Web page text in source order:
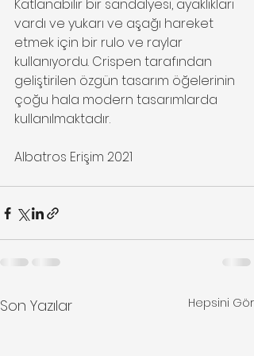
Katlanabilir bir sandalyesi, ayaklıkları
vardı ve yukarı ve aşağı hareket
etmek için bir rulo ve raylar
kullanıyordu. Crispen tarafından
geliştirilen özgün tasarım öğelerinin
çoğu hala modern tasarımlarda
kullanılmaktadır.
Albatros Erişim 2021
Son Yazılar Hepsini Gör